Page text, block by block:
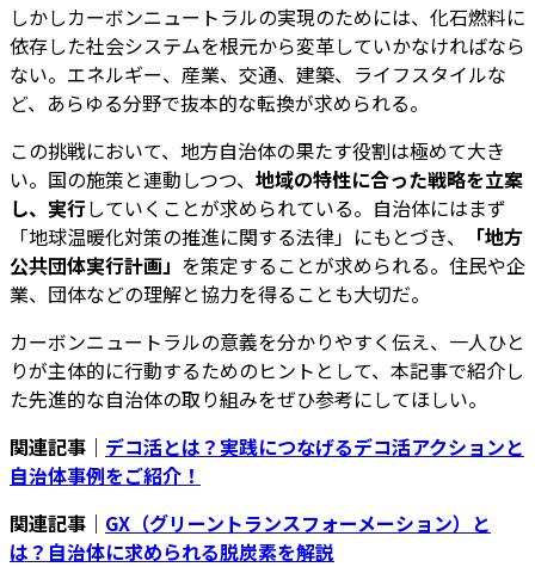
しかしカーボンニュートラルの実現のためには、化石燃料に
依存した社会システムを根元から変革していかなければなら
ない。エネルギー、産業、交通、建築、ライフスタイルな
ど、あらゆる分野で抜本的な転換が求められる。
この挑戦において、地方自治体の果たす役割は極めて大き
い。国の施策と連動しつつ、 地域の特性に合った戦略を立案
し、実行していくことが求められている。自治体にはまず
「地球温暖化対策の推進に関する法律」にもとづき、
「地方
公共団体実行計画」 を策定することが求められる。住民や企
業、団体などの理解と協力を得ることも大切だ。
カーボンニュートラルの意義を分かりやすく伝え、一人ひと
りが主体的に行動するためのヒントとして、本記事で紹介し
た先進的な自治体の取り組みをぜひ参考にしてほしい。
関連記事｜ デコ活とは？実践につなげるデコ活アクションと
自治体事例をご紹介！
関連記事｜ GX（グリーントランスフォーメーション）と
は？自治体に求められる脱炭素を解説